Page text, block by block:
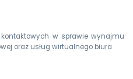
w sprawie wynajmu
oraz usług wirtualnego biura